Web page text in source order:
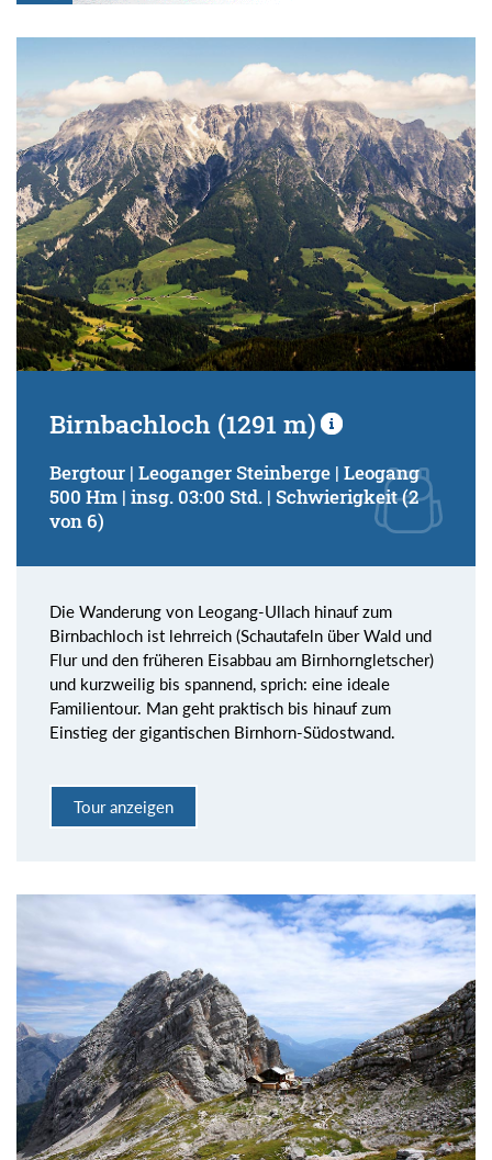
Birnbachloch (1291 m)
Bergtour | Leoganger Steinberge | Leogang
500 Hm | insg. 03:00 Std. | Schwierigkeit (2
von 6)
Die Wanderung von Leogang-Ullach hinauf zum
Birnbachloch ist lehrreich (Schautafeln über Wald und
Flur und den früheren Eisabbau am Birnhorngletscher)
und kurzweilig bis spannend, sprich: eine ideale
Familientour. Man geht praktisch bis hinauf zum
Einstieg der gigantischen Birnhorn-Südostwand.
Tour anzeigen